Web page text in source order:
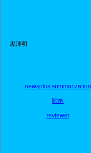
黒澤明
newsplus summarization
歸納
reviewer